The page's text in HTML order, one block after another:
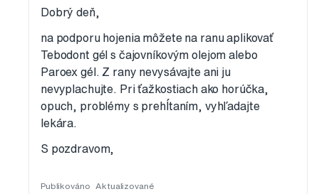
Dobrý deň,
na podporu hojenia môžete na ranu aplikovať
Tebodont gél s čajovníkovým olejom alebo
Paroex gél. Z rany nevysávajte ani ju
nevyplachujte. Pri ťažkostiach ako horúčka,
opuch, problémy s prehĺtaním, vyhľadajte
lekára.
S pozdravom,
Publikováno Aktualizované